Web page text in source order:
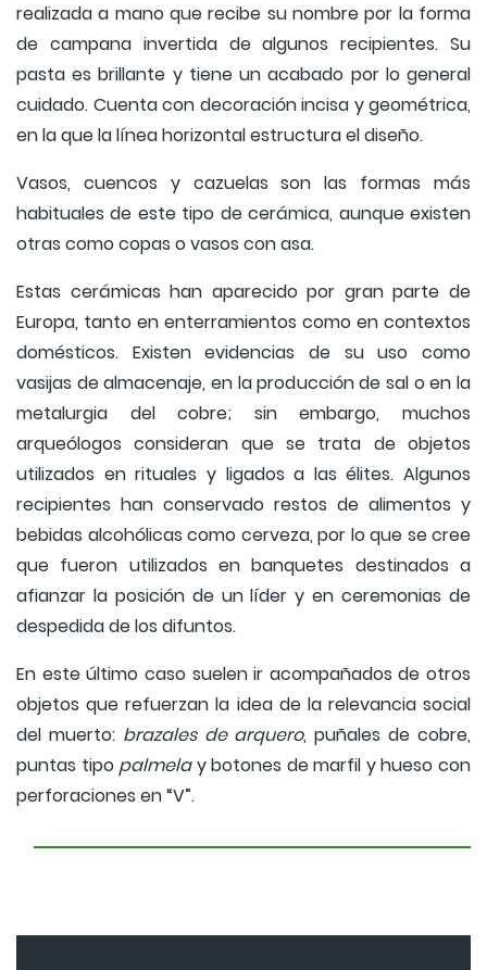
realizada a mano que recibe su nombre por la forma
de campana invertida de algunos recipientes. Su
pasta es brillante y tiene un acabado por lo general
cuidado. Cuenta con decoración incisa y geométrica,
en la que la línea horizontal estructura el diseño.
Vasos, cuencos y cazuelas son las formas más
habituales de este tipo de cerámica, aunque existen
otras como copas o vasos con asa.
Estas cerámicas han aparecido por gran parte de
Europa, tanto en enterramientos como en contextos
domésticos. Existen evidencias de su uso como
vasijas de almacenaje, en la producción de sal o en la
metalurgia del cobre; sin embargo, muchos
arqueólogos consideran que se trata de objetos
utilizados en rituales y ligados a las élites. Algunos
recipientes han conservado restos de alimentos y
bebidas alcohólicas como cerveza, por lo que se cree
que fueron utilizados en banquetes destinados a
afianzar la posición de un líder y en ceremonias de
despedida de los difuntos.
En este último caso suelen ir acompañados de otros
objetos que refuerzan la idea de la relevancia social
del muerto: brazales de arquero, puñales de cobre,
puntas tipo palmelay botones de marfil y hueso con
perforaciones en “V”.